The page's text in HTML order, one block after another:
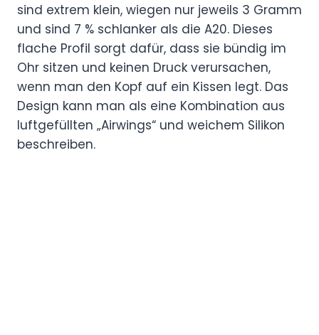
sind extrem klein, wiegen nur jeweils 3 Gramm
und sind 7 % schlanker als die A20. Dieses
flache Profil sorgt dafür, dass sie bündig im
Ohr sitzen und keinen Druck verursachen,
wenn man den Kopf auf ein Kissen legt. Das
Design kann man als eine Kombination aus
luftgefüllten „Airwings“ und weichem Silikon
beschreiben.